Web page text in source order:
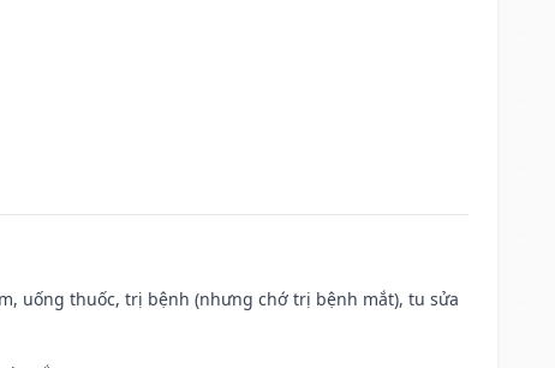
uống thuốc, trị bệnh (nhưng chớ trị bệnh mắt), tu sửa